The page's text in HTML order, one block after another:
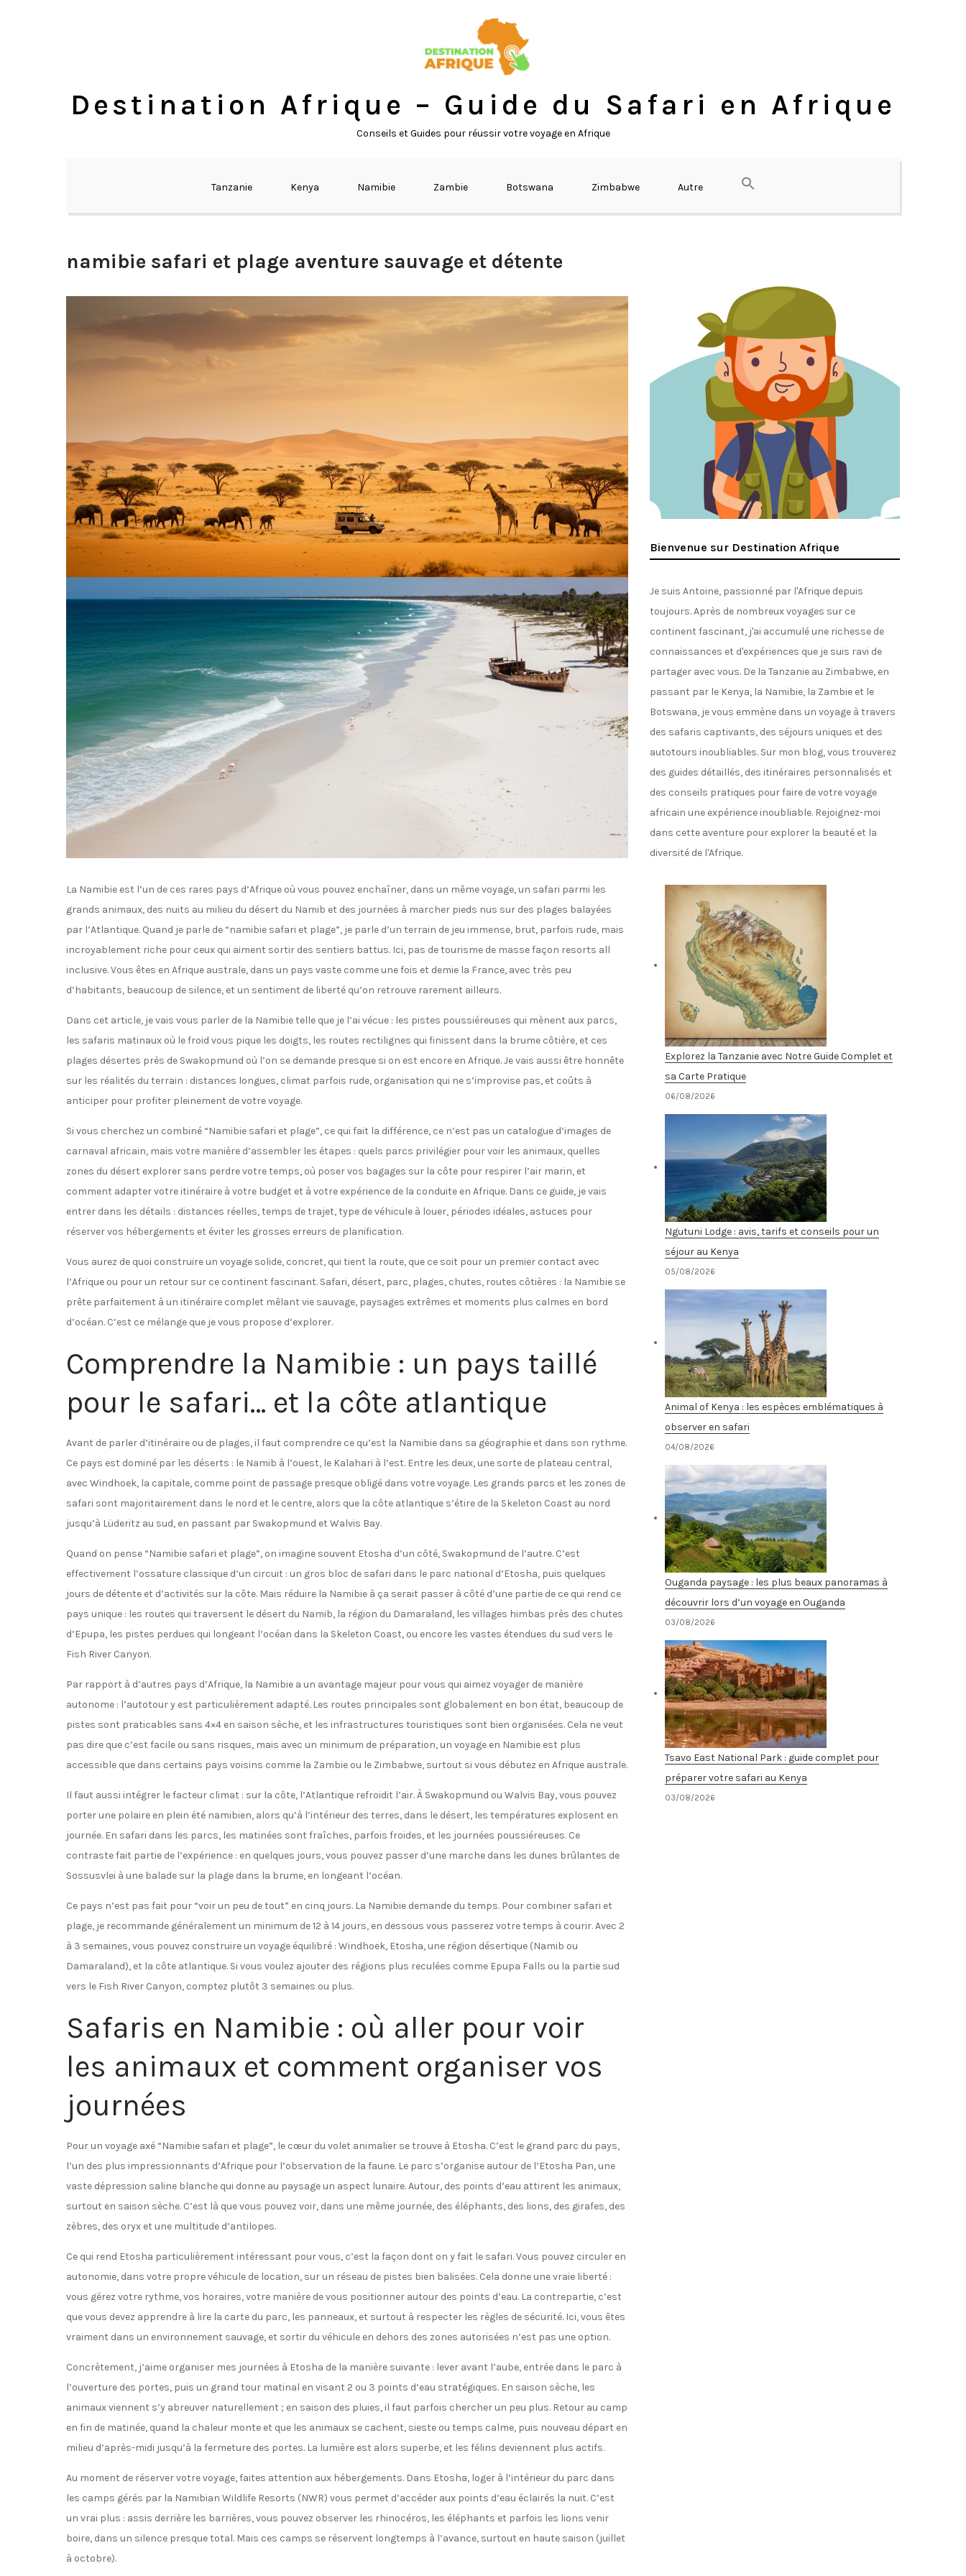
Destination Afrique – Guide du Safari en Afrique
Conseils et Guides pour réussir votre voyage en Afrique
Tanzanie Kenya Namibie Zambie Botswana Zimbabwe Autre
namibie safari et plage aventure sauvage et détente
La Namibie est l’un de ces rares pays d’Afrique où vous pouvez enchaîner, dans un même voyage, un safari parmi les
grands animaux, des nuits au milieu du désert du Namib et des journées à marcher pieds nus sur des plages balayées
par l’Atlantique. Quand je parle de “namibie safari et plage”, je parle d’un terrain de jeu immense, brut, parfois rude, mais
incroyablement riche pour ceux qui aiment sortir des sentiers battus. Ici, pas de tourisme de masse façon resorts all
inclusive. Vous êtes en Afrique australe, dans un pays vaste comme une fois et demie la France, avec très peu
d’habitants, beaucoup de silence, et un sentiment de liberté qu’on retrouve rarement ailleurs.
Dans cet article, je vais vous parler de la Namibie telle que je l’ai vécue : les pistes poussiéreuses qui mènent aux parcs,
les safaris matinaux où le froid vous pique les doigts, les routes rectilignes qui finissent dans la brume côtière, et ces
plages désertes près de Swakopmund où l’on se demande presque si on est encore en Afrique. Je vais aussi être honnête
sur les réalités du terrain : distances longues, climat parfois rude, organisation qui ne s’improvise pas, et coûts à
anticiper pour profiter pleinement de votre voyage.
Si vous cherchez un combiné “Namibie safari et plage”, ce qui fait la différence, ce n’est pas un catalogue d’images de
carnaval africain, mais votre manière d’assembler les étapes : quels parcs privilégier pour voir les animaux, quelles
zones du désert explorer sans perdre votre temps, où poser vos bagages sur la côte pour respirer l’air marin, et
comment adapter votre itinéraire à votre budget et à votre expérience de la conduite en Afrique. Dans ce guide, je vais
entrer dans les détails : distances réelles, temps de trajet, type de véhicule à louer, périodes idéales, astuces pour
réserver vos hébergements et éviter les grosses erreurs de planification.
Vous aurez de quoi construire un voyage solide, concret, qui tient la route, que ce soit pour un premier contact avec
l’Afrique ou pour un retour sur ce continent fascinant. Safari, désert, parc, plages, chutes, routes côtières : la Namibie se
prête parfaitement à un itinéraire complet mêlant vie sauvage, paysages extrêmes et moments plus calmes en bord
d’océan. C’est ce mélange que je vous propose d’explorer.
Comprendre la Namibie : un pays taillé
pour le safari… et la côte atlantique
Avant de parler d’itinéraire ou de plages, il faut comprendre ce qu’est la Namibie dans sa géographie et dans son rythme.
Ce pays est dominé par les déserts : le Namib à l’ouest, le Kalahari à l’est. Entre les deux, une sorte de plateau central,
avec Windhoek, la capitale, comme point de passage presque obligé dans votre voyage. Les grands parcs et les zones de
safari sont majoritairement dans le nord et le centre, alors que la côte atlantique s’étire de la Skeleton Coast au nord
jusqu’à Lüderitz au sud, en passant par Swakopmund et Walvis Bay.
Quand on pense “Namibie safari et plage”, on imagine souvent Etosha d’un côté, Swakopmund de l’autre. C’est
effectivement l’ossature classique d’un circuit : un gros bloc de safari dans le parc national d’Etosha, puis quelques
jours de détente et d’activités sur la côte. Mais réduire la Namibie à ça serait passer à côté d’une partie de ce qui rend ce
pays unique : les routes qui traversent le désert du Namib, la région du Damaraland, les villages himbas près des chutes
d’Epupa, les pistes perdues qui longeant l’océan dans la Skeleton Coast, ou encore les vastes étendues du sud vers le
Fish River Canyon.
Par rapport à d’autres pays d’Afrique, la Namibie a un avantage majeur pour vous qui aimez voyager de manière
autonome : l’autotour y est particulièrement adapté. Les routes principales sont globalement en bon état, beaucoup de
pistes sont praticables sans 4×4 en saison sèche, et les infrastructures touristiques sont bien organisées. Cela ne veut
pas dire que c’est facile ou sans risques, mais avec un minimum de préparation, un voyage en Namibie est plus
accessible que dans certains pays voisins comme la Zambie ou le Zimbabwe, surtout si vous débutez en Afrique australe.
Il faut aussi intégrer le facteur climat : sur la côte, l’Atlantique refroidit l’air. À Swakopmund ou Walvis Bay, vous pouvez
porter une polaire en plein été namibien, alors qu’à l’intérieur des terres, dans le désert, les températures explosent en
journée. En safari dans les parcs, les matinées sont fraîches, parfois froides, et les journées poussiéreuses. Ce
contraste fait partie de l’expérience : en quelques jours, vous pouvez passer d’une marche dans les dunes brûlantes de
Sossusvlei à une balade sur la plage dans la brume, en longeant l’océan.
Ce pays n’est pas fait pour “voir un peu de tout” en cinq jours. La Namibie demande du temps. Pour combiner safari et
plage, je recommande généralement un minimum de 12 à 14 jours, en dessous vous passerez votre temps à courir. Avec 2
à 3 semaines, vous pouvez construire un voyage équilibré : Windhoek, Etosha, une région désertique (Namib ou
Damaraland), et la côte atlantique. Si vous voulez ajouter des régions plus reculées comme Epupa Falls ou la partie sud
vers le Fish River Canyon, comptez plutôt 3 semaines ou plus.
Safaris en Namibie : où aller pour voir
les animaux et comment organiser vos
journées
Pour un voyage axé “Namibie safari et plage”, le cœur du volet animalier se trouve à Etosha. C’est le grand parc du pays,
l’un des plus impressionnants d’Afrique pour l’observation de la faune. Le parc s’organise autour de l’Etosha Pan, une
vaste dépression saline blanche qui donne au paysage un aspect lunaire. Autour, des points d’eau attirent les animaux,
surtout en saison sèche. C’est là que vous pouvez voir, dans une même journée, des éléphants, des lions, des girafes, des
zèbres, des oryx et une multitude d’antilopes.
Ce qui rend Etosha particulièrement intéressant pour vous, c’est la façon dont on y fait le safari. Vous pouvez circuler en
autonomie, dans votre propre véhicule de location, sur un réseau de pistes bien balisées. Cela donne une vraie liberté :
vous gérez votre rythme, vos horaires, votre manière de vous positionner autour des points d’eau. La contrepartie, c’est
que vous devez apprendre à lire la carte du parc, les panneaux, et surtout à respecter les règles de sécurité. Ici, vous êtes
vraiment dans un environnement sauvage, et sortir du véhicule en dehors des zones autorisées n’est pas une option.
Concrètement, j’aime organiser mes journées à Etosha de la manière suivante : lever avant l’aube, entrée dans le parc à
l’ouverture des portes, puis un grand tour matinal en visant 2 ou 3 points d’eau stratégiques. En saison sèche, les
animaux viennent s’y abreuver naturellement ; en saison des pluies, il faut parfois chercher un peu plus. Retour au camp
en fin de matinée, quand la chaleur monte et que les animaux se cachent, sieste ou temps calme, puis nouveau départ en
milieu d’après-midi jusqu’à la fermeture des portes. La lumière est alors superbe, et les félins deviennent plus actifs.
Au moment de réserver votre voyage, faites attention aux hébergements. Dans Etosha, loger à l’intérieur du parc dans
les camps gérés par la Namibian Wildlife Resorts (NWR) vous permet d’accéder aux points d’eau éclairés la nuit. C’est
un vrai plus : assis derrière les barrières, vous pouvez observer les rhinocéros, les éléphants et parfois les lions venir
boire, dans un silence presque total. Mais ces camps se réservent longtemps à l’avance, surtout en haute saison (juillet
à octobre).
Bienvenue sur Destination Afrique
Je suis Antoine, passionné par l'Afrique depuis
toujours. Après de nombreux voyages sur ce
continent fascinant, j'ai accumulé une richesse de
connaissances et d'expériences que je suis ravi de
partager avec vous. De la Tanzanie au Zimbabwe, en
passant par le Kenya, la Namibie, la Zambie et le
Botswana, je vous emmène dans un voyage à travers
des safaris captivants, des séjours uniques et des
autotours inoubliables. Sur mon blog, vous trouverez
des guides détaillés, des itinéraires personnalisés et
des conseils pratiques pour faire de votre voyage
africain une expérience inoubliable. Rejoignez-moi
dans cette aventure pour explorer la beauté et la
diversité de l'Afrique.
Explorez la Tanzanie avec Notre Guide Complet et
sa Carte Pratique
06/08/2026
Ngutuni Lodge : avis, tarifs et conseils pour un
séjour au Kenya
05/08/2026
Animal of Kenya : les espèces emblématiques à
observer en safari
04/08/2026
Ouganda paysage : les plus beaux panoramas à
découvrir lors d’un voyage en Ouganda
03/08/2026
Tsavo East National Park : guide complet pour
préparer votre safari au Kenya
03/08/2026